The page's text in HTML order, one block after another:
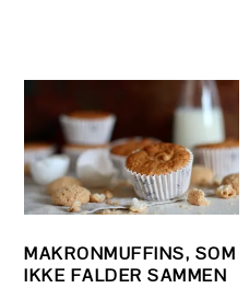
MAKRONMUFFINS, SOM
IKKE FALDER SAMMEN